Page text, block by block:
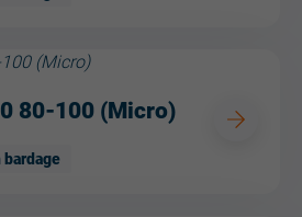
80-100 (Micro)
bardage